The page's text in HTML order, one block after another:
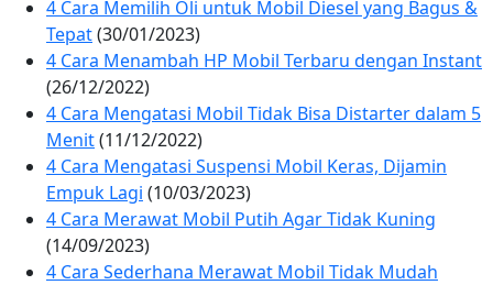
4 Cara Memilih Oli untuk Mobil Diesel yang Bagus &
Tepat(30/01/2023)
4 Cara Menambah HP Mobil Terbaru dengan Instant
(26/12/2022)
4 Cara Mengatasi Mobil Tidak Bisa Distarter dalam 5
Menit(11/12/2022)
4 Cara Mengatasi Suspensi Mobil Keras, Dijamin
Empuk Lagi (10/03/2023)
4 Cara Merawat Mobil Putih Agar Tidak Kuning
(14/09/2023)
4 Cara Sederhana Merawat Mobil Tidak Mudah